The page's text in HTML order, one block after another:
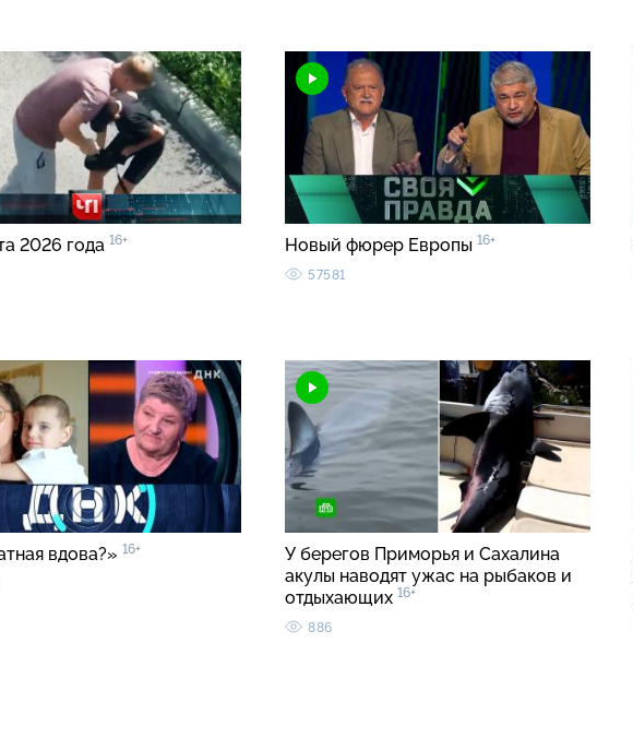
2026 года 16+ Новый фюрер Европы 16+
57581
вдова?» 16+
У берегов Приморья и Сахалина
акулы наводят ужас на рыбаков и
отдыхающих 16+
886